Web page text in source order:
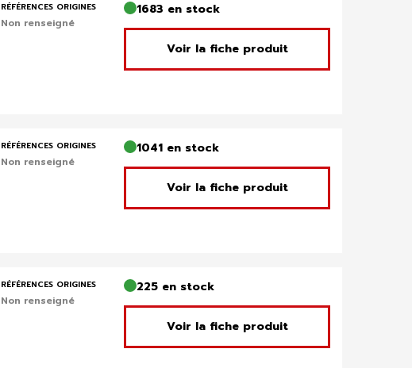
RÉFÉRENCES ORIGINES
Non renseigné
1683 en stock
Voir la fiche produit
RÉFÉRENCES ORIGINES
Non renseigné
1041 en stock
Voir la fiche produit
RÉFÉRENCES ORIGINES
Non renseigné
225 en stock
Voir la fiche produit